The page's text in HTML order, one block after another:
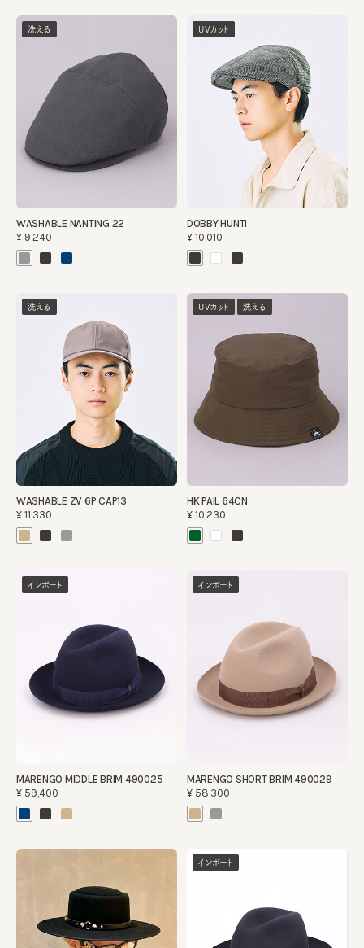
洗える
WASHABLE NANTING 22
¥9,240
UVカット
DOBBY HUNTI
¥10,010
洗える
WASHABLE ZV 6P CAP13
¥11,330
UVカット 洗える
HK PAIL 64CN
¥10,230
インポート
MARENGO MIDDLE BRIM 490025
¥59,400
インポート
MARENGO SHORT BRIM 490029
¥58,300
インポート